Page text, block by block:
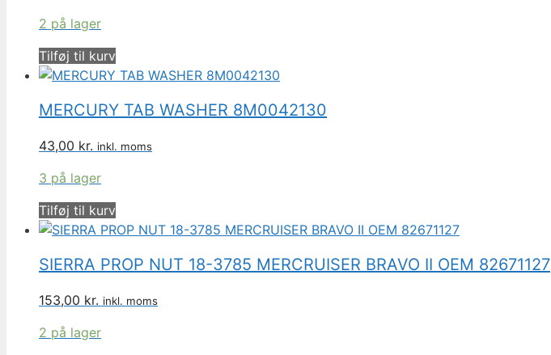
2 på lager
Tilføj til kurv
MERCURY TAB WASHER 8M0042130
43,00 kr. inkl. moms
3 på lager
Tilføj til kurv
SIERRA PROP NUT 18-3785 MERCRUISER BRAVO II OEM 82671127
153,00 kr. inkl. moms
2 på lager